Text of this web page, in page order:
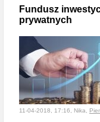
Fundusz
prywatnych
11-04-2018, 17:16, Nika,